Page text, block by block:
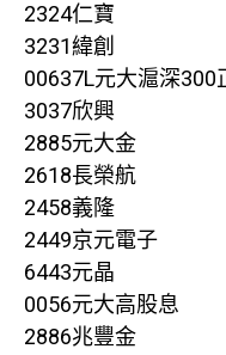
2324仁寶
3231緯創
00637L元大滬深300
3037欣興
2885元大金
2618長榮航
2458義隆
2449京元電子
6443元晶
0056元大高股息
2886兆豐金